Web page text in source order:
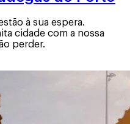
à sua espera.
cidade com a nossa
perder.